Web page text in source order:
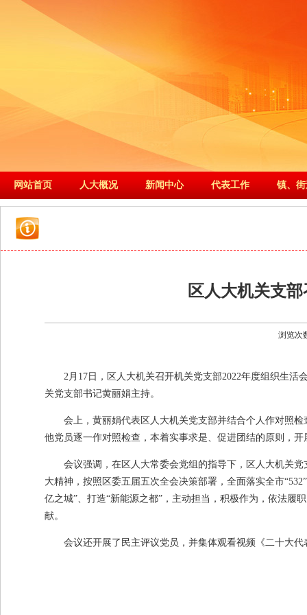
网站首页 人大概况 新闻中心 代表工作 镇、
区人大机关支
浏览次
2月17日，区人大机关召开机关党支部2022年度组织生
关党支部书记黄丽娟主持。
会上，黄丽娟代表区人大机关党支部并结合个人作对照
他党员逐一作对照检查，本着实事求是、促进团结的原则，
会议强调，在区人大常委会党组的指导下，区人大机关
大精神，按照区委五届五次全会决策部署，全面落实全市
亿之城”、打造“新能源之都”，主动担当，积极作为，依法履
献。
会议还开展了民主评议党员，并集体观看视频《二十大